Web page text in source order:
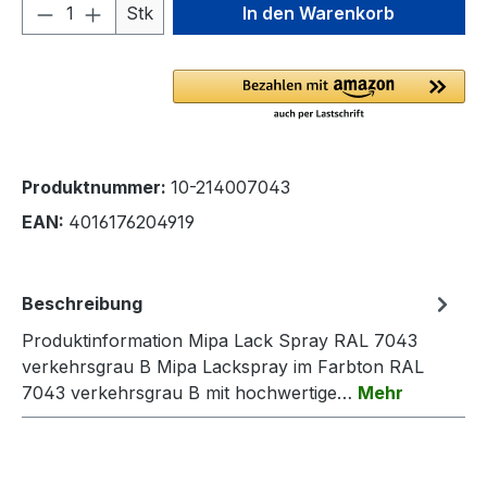
Produkt Anzahl: Gib den
Stk In den Warenkorb
Produktnummer: 10-214007043
EAN: 4016176204919
Beschreibung
Produktinformation Mipa Lack Spray RAL 7043
verkehrsgrau B Mipa Lackspray im Farbton RAL
7043 verkehrsgrau B mit hochwertige… Mehr